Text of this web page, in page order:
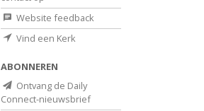
Website feedback
Vind een Kerk
ABONNEREN
Ontvang de Daily
Connect-nieuwsbrief